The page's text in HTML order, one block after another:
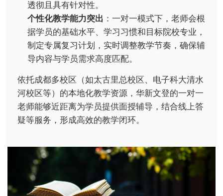
透彻且具有针对性。
个性化教学能力突出 ：一对一模式下，老师会根
据学员的基础水平、学习习惯和目标院校专业，
制定专属复习计划，实时调整教学节奏，确保辅
导内容与学员需求高度匹配。
依托成都多校区（如太古里总校区、电子科大清水
河校区等）的本地化教学资源，华新文登的一对一
老师能够近距离为学员提供面授辅导，结合线上答
疑等服务，形成高效的教学闭环。